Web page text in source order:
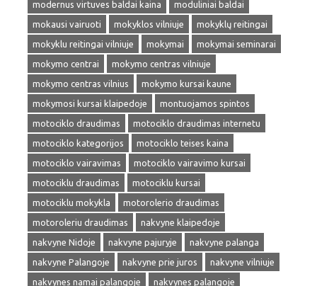
modernus virtuves baldai kaina
moduliniai baldai
mokausi vairuoti
mokyklos vilniuje
mokyklų reitingai
mokyklu reitingai vilniuje
mokymai
mokymai seminarai
mokymo centrai
mokymo centras vilniuje
mokymo centras vilnius
mokymo kursai kaune
mokymosi kursai klaipedoje
montuojamos spintos
motociklo draudimas
motociklo draudimas internetu
motociklo kategorijos
motociklo teises kaina
motociklo vairavimas
motociklo vairavimo kursai
motociklu draudimas
motociklu kursai
motociklu mokykla
motorolerio draudimas
motoroleriu draudimas
nakvyne klaipedoje
nakvyne Nidoje
nakvyne pajuryje
nakvyne palanga
nakvyne Palangoje
nakvyne prie juros
nakvyne vilniuje
nakvynes namai palangoje
nakvynes palangoje